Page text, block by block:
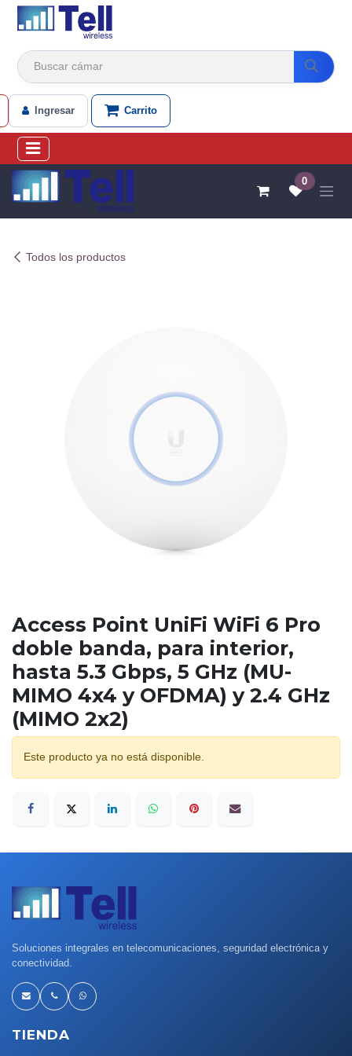
Ir al contenido
Ingresar Carrito
0
Todos los productos
Access Point UniFi WiFi 6 Pro
doble banda, para interior,
hasta 5.3 Gbps, 5 GHz (MU-
MIMO 4x4 y OFDMA) y 2.4 GHz
(MIMO 2x2)
Este producto ya no está disponible.
Soluciones integrales en telecomunicaciones, seguridad electrónica y
conectividad.
TIENDA